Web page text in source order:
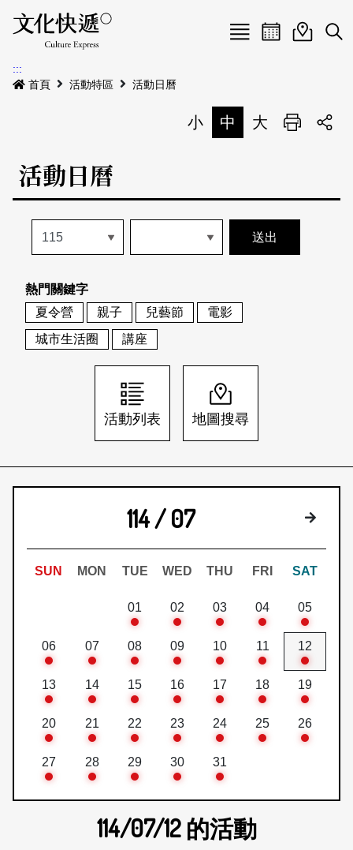
Menu
最新公告
本期專題
歷史專題
活動特區
活動列表
地圖搜尋
關於我們
關於我們
刊物索取地點
會員基本資料
刊登活動
網站導覽 English
日本語 登入/註冊
活動日曆活動地圖
展
:::
首頁
活動特區 活動日曆
小 中 大 列印
活動日曆
熱門關鍵字
夏令營
親子 兒藝節
電影
城市生活圈
講座
活動列表 地圖搜尋
114 / 07 下個月
SUN MON TUE WED THU FRI SAT
01 02 03 04 05
06 07 08 09 10 11 12
13 14 15 16 17 18 19
20 21 22 23 24 25 26
27 28 29 30 31
114/07/12 的活動